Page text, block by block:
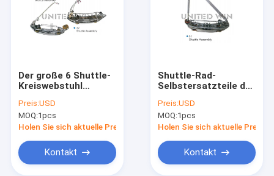
Der große 6 Shuttle-
Kreiswebstuhl
2200x6/1350x6
Preis:USD
MOQ:1pcs
Holen Sie sich aktuelle Preis
Kontakt
Shuttle-Rad-
Selbstersatzteile der
Kreiswebstuhl-
Ersatzteil-SBY-
750x6G
Preis:USD
MOQ:1pcs
Holen Sie sich aktuelle Preis
Kontakt